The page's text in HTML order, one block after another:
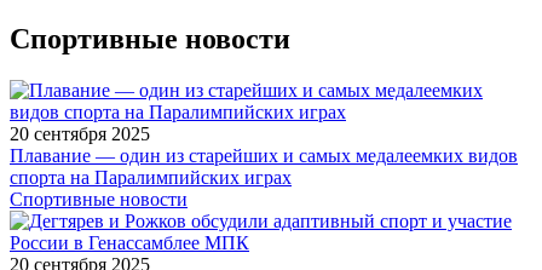
Спортивные новости
20 сентября 2025
Плавание — один из старейших и самых медалеемких видов
спорта на Паралимпийских играх
Спортивные новости
20 сентября 2025